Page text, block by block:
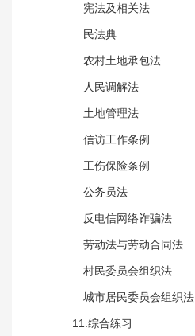
宪法及相关法
民法典
农村土地承包法
人民调解法
土地管理法
信访工作条例
工伤保险条例
公务员法
反电信网络诈骗法
劳动法与劳动合同法
村民委员会组织法
城市居民委员会组织法
11.综合练习